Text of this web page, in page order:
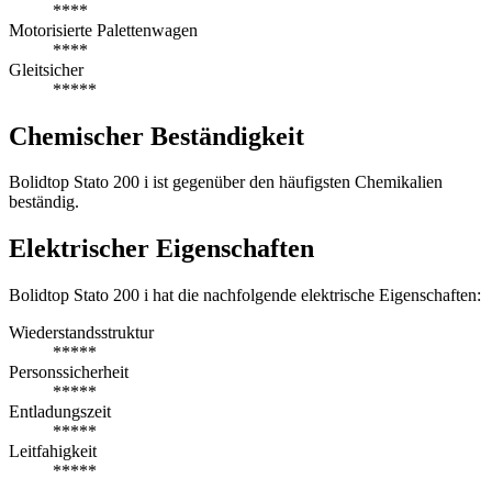
****
Motorisierte Palettenwagen
****
Gleitsicher
*****
Chemischer Beständigkeit
Bolidtop Stato 200 i ist gegenüber den häufigsten Chemikalien
beständig.
Elektrischer Eigenschaften
Bolidtop Stato 200 i hat die nachfolgende elektrische Eigenschaften:
Wiederstandsstruktur
*****
Personssicherheit
*****
Entladungszeit
*****
Leitfahigkeit
*****